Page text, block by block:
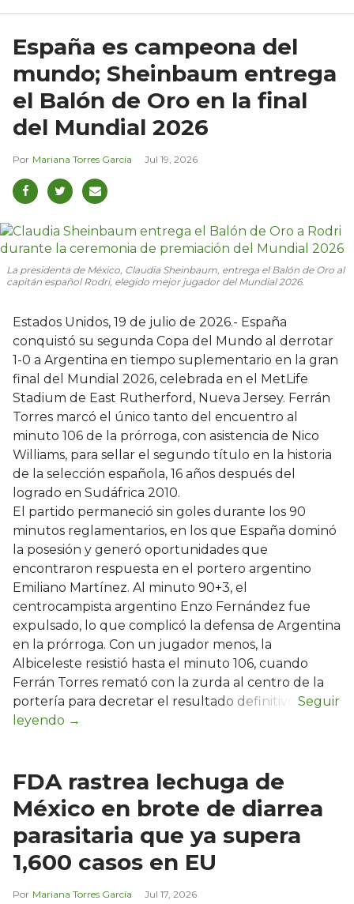
España es campeona del
mundo; Sheinbaum entrega
el Balón de Oro en la final
del Mundial 2026
Mariana Torres García Jul 19, 2026
La presidenta de México, Claudia Sheinbaum, entrega el Balón de Oro al
capitán español Rodri, elegido mejor jugador del Mundial 2026.
Estados Unidos, 19 de julio de 2026.- España
conquistó su segunda Copa del Mundo al derrotar
1-0 a Argentina en tiempo suplementario en la gran
final del Mundial 2026, celebrada en el MetLife
Stadium de East Rutherford, Nueva Jersey. Ferrán
Torres marcó el único tanto del encuentro al
minuto 106 de la prórroga, con asistencia de Nico
Williams, para sellar el segundo título en la historia
de la selección española, 16 años después del
logrado en Sudáfrica 2010.
El partido permaneció sin goles durante los 90
minutos reglamentarios, en los que España dominó
la posesión y generó oportunidades que
encontraron respuesta en el portero argentino
Emiliano Martínez. Al minuto 90+3, el
centrocampista argentino Enzo Fernández fue
expulsado, lo que complicó la defensa de Argentina
en la prórroga. Con un jugador menos, la
Albiceleste resistió hasta el minuto 106, cuando
Ferrán Torres remató con la zurda al centro de la
portería para decretar el resultado definitivo.
FDA rastrea lechuga de
México en brote de diarrea
parasitaria que ya supera
1,600 casos en EU
Mariana Torres García Jul 17, 2026